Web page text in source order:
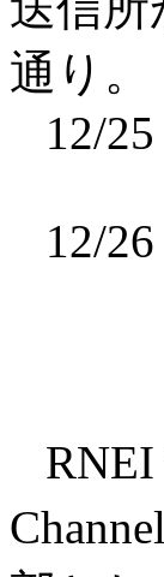
通り。
12/25
12/26
RNEI